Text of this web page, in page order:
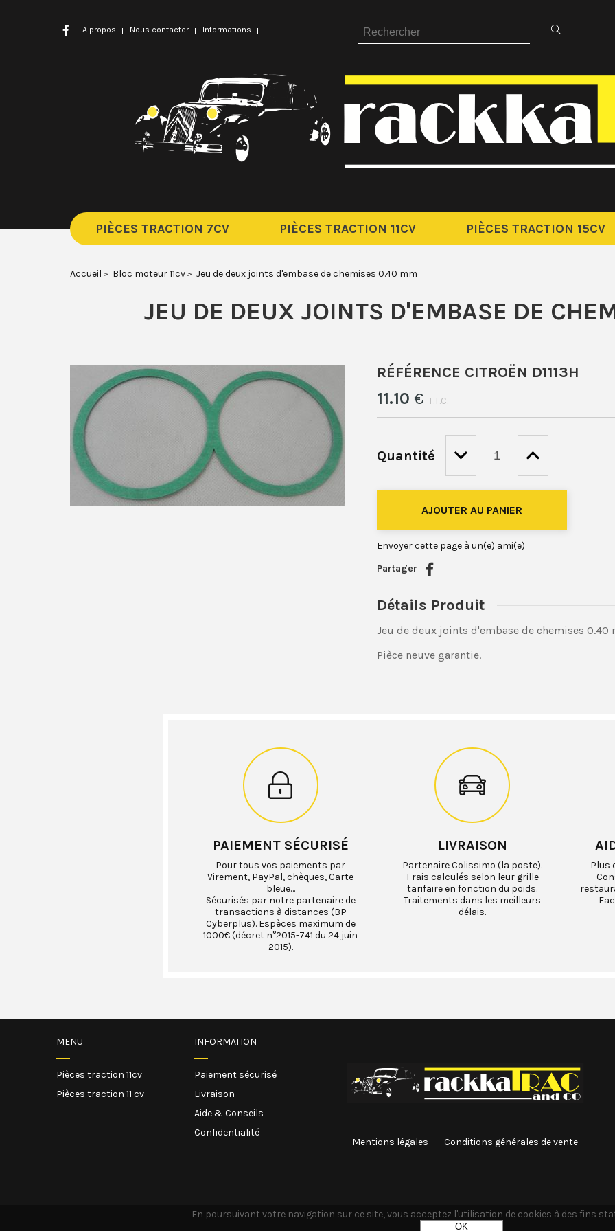
PIÈCES TRACTION 7CV PIÈCES TRACTION 11CV PIÈCES TRACTION 15CV
Accueil Bloc moteur 11cv Jeu de deux joints d'embase de chemises 0.40 mm
JEU DE DEUX JOINTS D'EMBASE DE
RÉFÉRENCE CITROËN D1113H
11.10 €T.T.C.
Quantité
Envoyer cette page à un(e) ami(e)
Partager
Détails Produit
Jeu de deux joints d'embase de chemises 0.40
Pièce neuve garantie.
A propos Nous contacter Informations
PAIEMENT SÉCURISÉ
Pour tous vos paiements par
Virement, PayPal, chèques, Carte
bleue…
Sécurisés par notre partenaire de
transactions à distances (BP
Cyberplus). Espèces maximum de
1000€ (décret n°2015-741 du 24 juin
2015).
LIVRAISON
Partenaire Colissimo (la poste).
Frais calculés selon leur grille
tarifaire en fonction du poids.
Traitements dans les meilleurs
délais.
Plus
MENU
Pièces traction 11cv
Pièces traction 11 cv
INFORMATION
Paiement sécurisé
Livraison
Aide & Conseils
Confidentialité
Mentions légales
Conditions générales de vente
En poursuivant votre navigation sur ce site, vous acceptez l'utilisation de cookies à des fins
OK